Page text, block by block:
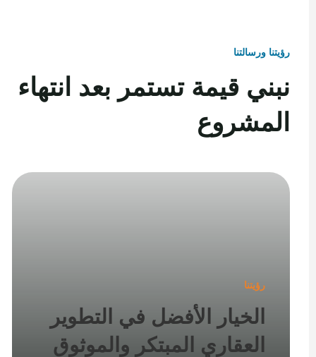
رؤيتنا ورسالتنا
نبني قيمة تستمر بعد انتهاء
المشروع
رؤيتنا
الخيار الأفضل في التطوير
العقاري المبتكر والموثوق